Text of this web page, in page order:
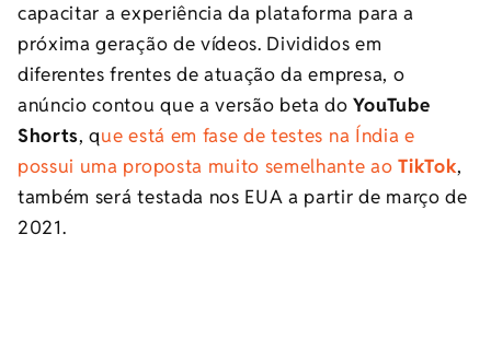
capacitar a experiência da plataforma para a
próxima geração de vídeos. Divididos em
diferentes frentes de atuação da empresa, o
anúncio contou que a versão beta doYouTube
Shorts, que está em fase de testes na Índia e
possui uma proposta muito semelhante aoTikTok,
também será testada nos EUA a partir de março de
2021.